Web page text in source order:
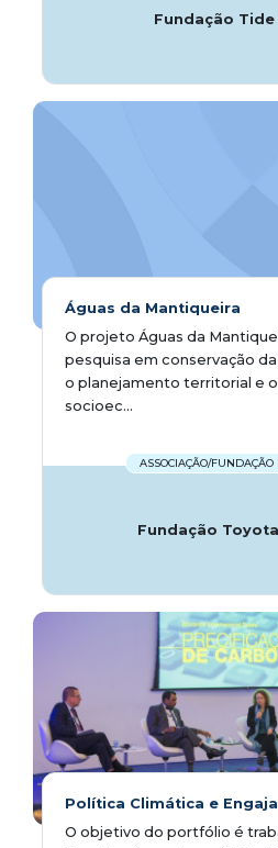
Fundação Tide
Águas da Mantiqueira
O projeto Águas da
pesquisa em conservação
o planejamento territorial e
socioec...
ASSOCIAÇÃO/FUNDAÇÃO
Fundação
Política Climática e
O objetivo do portfólio é